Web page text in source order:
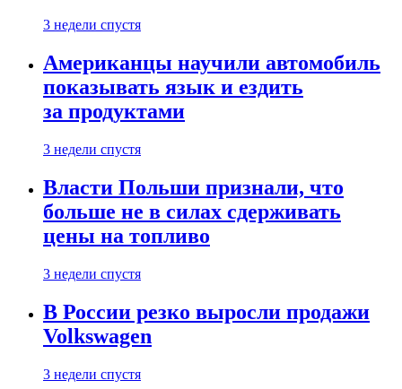
3 недели спустя
Американцы научили автомобиль
показывать язык и ездить
за продуктами
3 недели спустя
Власти Польши признали, что
больше не в силах сдерживать
цены на топливо
3 недели спустя
В России резко выросли продажи
Volkswagen
3 недели спустя